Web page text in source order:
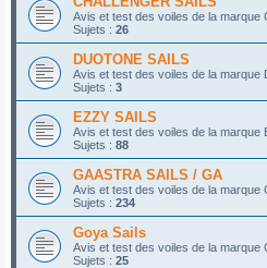
Avis et test des voiles de la marque
Sujets : 26
DUOTONE SAILS
Avis et test des voiles de la marque
Sujets : 3
EZZY SAILS
Avis et test des voiles de la marque
Sujets : 88
GAASTRA SAILS / GA
Avis et test des voiles de la marque
Sujets : 234
Goya Sails
Avis et test des voiles de la marque
Sujets : 25